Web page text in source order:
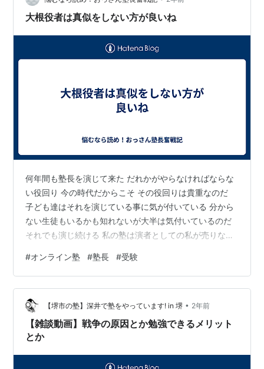
きるように早くから取り掛かっていますよね。１週間前
大根役者は真似をしない方が良いね
何年間も塾長を演じて来た だれかがやらなければならな
い役回り 今の時代だからこそ その役回りは貴重なのだ
子ども達はそれを演じている事に気が付いている 分から
ない生徒もいるかも知れないが大半は気付いているのだ
それでも演じ続ける 私の塾は演者としての私が売りなの
は同じでも 登場人物は毎年違うのだ 同じセリフでも ア
クセント 表情 目線 変化をつけなければね それが出来な
い大根役者が 私と同じ事をやると 無理が来ると思うよ
演じ切れる人間じゃないと この重さは耐えられないから
#オンライン塾 #塾長 #受験
【堺市の塾】深井で塾をやっています! in 堺 • 2年前
【雑談動画】戦争の原因とか勉強できるメリット
とか